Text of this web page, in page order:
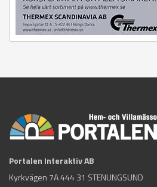
Portalen Interaktiv AB
Kyrkvägen 7A 444 31 STENUNGSUND